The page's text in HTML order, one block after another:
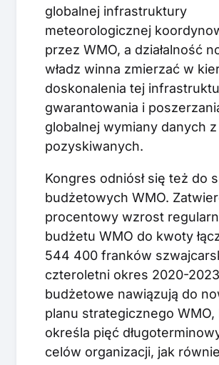
globalnej infrastruktury
meteorologicznej
przez WMO, a działalność
władz winna zmierzać w
doskonalenia tej
gwarantowania i
globalnej wymiany danych
pozyskiwanych.
Kongres odniósł się też do
budżetowych WMO.
procentowy wzrost
budżetu WMO do kwoty
544 400 franków
czteroletni okres 2020-
budżetowe nawiązują do
planu strategicznego
określa pięć
celów organizacji, jak